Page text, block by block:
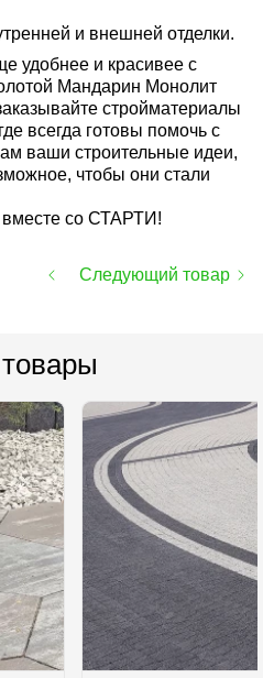
и внешней отделки.
удобнее и красивее с
Мандарин Монолит
стройматериалы
всегда готовы помочь с
ваши строительные идеи,
чтобы они стали
со СТАРТИ!
Следующий товар